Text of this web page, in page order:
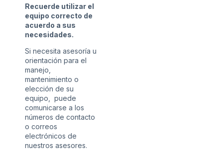
Recuerde utilizar el
equipo correcto de
acuerdo a sus
necesidades.
Si necesita asesoría u
orientación para el
manejo,
mantenimiento o
elección de su
equipo, puede
comunicarse a los
números de contacto
o correos
electrónicos de
nuestros asesores.